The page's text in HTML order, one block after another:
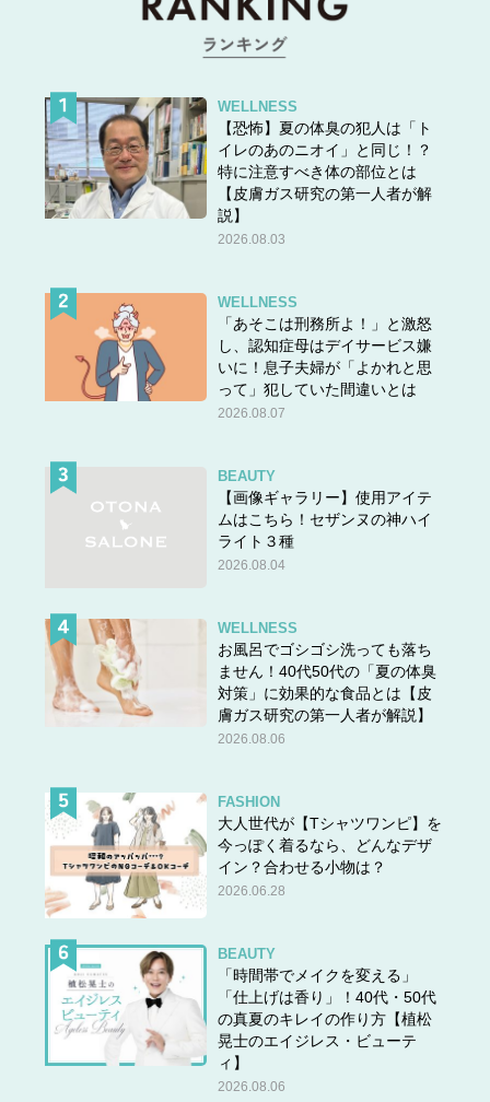
WELLNESS
【恐怖】夏の体臭の犯人は「ト
イレのあのニオイ」と同じ！？
特に注意すべき体の部位とは
【皮膚ガス研究の第一人者が解
説】
2026.08.03
WELLNESS
「あそこは刑務所よ！」と激怒
し、認知症母はデイサービス嫌
いに！息子夫婦が「よかれと思
って」犯していた間違いとは
2026.08.07
BEAUTY
【画像ギャラリー】使用アイテ
ムはこちら！セザンヌの神ハイ
ライト３種
2026.08.04
WELLNESS
お風呂でゴシゴシ洗っても落ち
ません！40代50代の「夏の体臭
対策」に効果的な食品とは【皮
膚ガス研究の第一人者が解説】
2026.08.06
FASHION
大人世代が【Tシャツワンピ】を
今っぽく着るなら、どんなデザ
イン？合わせる小物は？
2026.06.28
BEAUTY
「時間帯でメイクを変える」
「仕上げは香り」！40代・50代
の真夏のキレイの作り方【植松
晃士のエイジレス・ビューテ
ィ】
2026.08.06